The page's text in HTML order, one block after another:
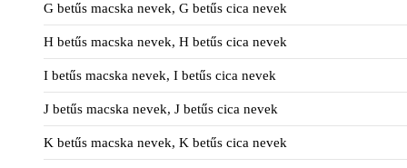
G betűs macska nevek, G betűs cica nevek
H betűs macska nevek, H betűs cica nevek
I betűs macska nevek, I betűs cica nevek
J betűs macska nevek, J betűs cica nevek
K betűs macska nevek, K betűs cica nevek